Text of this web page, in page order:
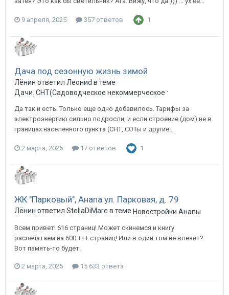
9 апреля, 2025 357 ответов 1
Дача под сезонную жизнь зимой
Лёнин ответил Леониd в теме
Дачи. СНТ(Садоводческое некоммерческое товарищество) в
Да так и есть. Только еще одно добавилось. Тарифы за
электроэнергию сильно подросли, и если строение (дом) не в
границах населенного пункта (СНТ, СОТы и другие...
2 марта, 2025 17 ответов 1
ЖК "Парковый", Анапа ул. Парковая, д. 79
Лёнин ответил StellaDiMare в теме Новостройки Анапы
Всем привет! 616 страниц! Может скинемся и книгу
распечатаем на 600 +++ страниц! Или в один том не влезет?
Вот память-то будет.
2 марта, 2025 15 633 ответа